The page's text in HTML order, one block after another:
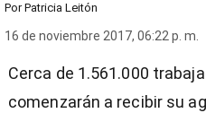
Por Patricia Leitón
16 de noviembre 2017, 06:22 p. m.
Cerca de 1.561.000
comenzarán a recibir su